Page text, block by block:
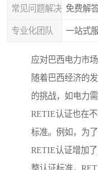
常见问题解决 免费解
专业化团队 一站式
应对巴西电力市
随着巴西经济的
的挑战，如电力
RETIE认证也在
标准。例如，为
RETIE认证增加